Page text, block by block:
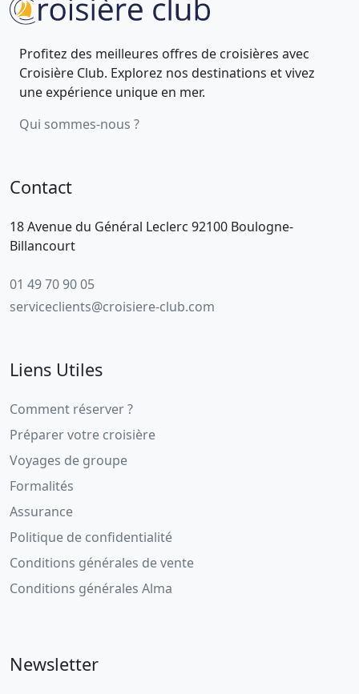
Profitez des meilleures offres de croisières avec
Croisière Club. Explorez nos destinations et vivez
une expérience unique en mer.
Qui sommes-nous ?
Contact
18 Avenue du Général Leclerc 92100 Boulogne-
Billancourt
01 49 70 90 05
serviceclients@croisiere-club.com
Liens Utiles
Comment réserver ?
Préparer votre croisière
Voyages de groupe
Formalités
Assurance
Politique de confidentialité
Conditions générales de vente
Conditions générales Alma
Newsletter